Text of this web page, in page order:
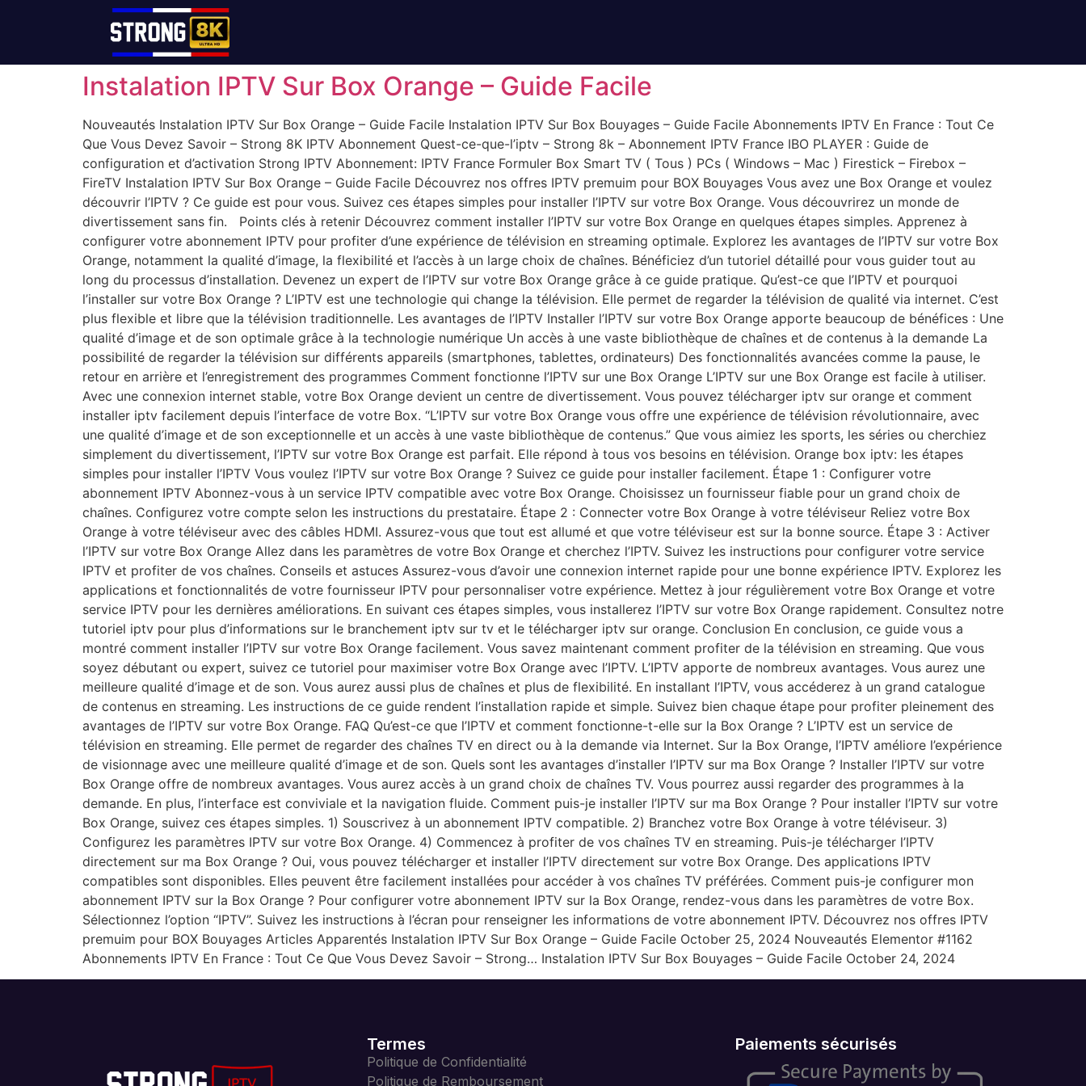
Instalation IPTV Sur Box Orange – Guide Facile
Nouveautés Instalation IPTV Sur Box Orange – Guide Facile Instalation IPTV Sur Box Bouyages – Guide Facile Abonnements IPTV En France : Tout Ce
Que Vous Devez Savoir – Strong 8K IPTV Abonnement Quest-ce-que-l’iptv – Strong 8k – Abonnement IPTV France IBO PLAYER : Guide de
configuration et d’activation Strong IPTV Abonnement: IPTV France Formuler Box​ Smart TV ( Tous ) PCs ( Windows – Mac ) Firestick – Firebox –
FireTV Instalation IPTV Sur Box Orange – Guide Facile Découvrez nos offres IPTV premuim pour BOX Bouyages Vous avez une Box Orange et voulez
découvrir l’IPTV ? Ce guide est pour vous. Suivez ces étapes simples pour installer l’IPTV sur votre Box Orange. Vous découvrirez un monde de
divertissement sans fin. Points clés à retenir Découvrez comment installer l’IPTV sur votre Box Orange en quelques étapes simples. Apprenez à
configurer votre abonnement IPTV pour profiter d’une expérience de télévision en streaming optimale. Explorez les avantages de l’IPTV sur votre Box
Orange, notamment la qualité d’image, la flexibilité et l’accès à un large choix de chaînes. Bénéficiez d’un tutoriel détaillé pour vous guider tout au
long du processus d’installation. Devenez un expert de l’IPTV sur votre Box Orange grâce à ce guide pratique. Qu’est-ce que l’IPTV et pourquoi
l’installer sur votre Box Orange ? L’IPTV est une technologie qui change la télévision. Elle permet de regarder la télévision de qualité via internet. C’est
plus flexible et libre que la télévision traditionnelle. Les avantages de l’IPTV Installer l’IPTV sur votre Box Orange apporte beaucoup de bénéfices : Une
qualité d’image et de son optimale grâce à la technologie numérique Un accès à une vaste bibliothèque de chaînes et de contenus à la demande La
possibilité de regarder la télévision sur différents appareils (smartphones, tablettes, ordinateurs) Des fonctionnalités avancées comme la pause, le
retour en arrière et l’enregistrement des programmes Comment fonctionne l’IPTV sur une Box Orange L’IPTV sur une Box Orange est facile à utiliser.
Avec une connexion internet stable, votre Box Orange devient un centre de divertissement. Vous pouvez télécharger iptv sur orange et comment
installer iptv facilement depuis l’interface de votre Box. “L’IPTV sur votre Box Orange vous offre une expérience de télévision révolutionnaire, avec
une qualité d’image et de son exceptionnelle et un accès à une vaste bibliothèque de contenus.” Que vous aimiez les sports, les séries ou cherchiez
simplement du divertissement, l’IPTV sur votre Box Orange est parfait. Elle répond à tous vos besoins en télévision. Orange box iptv: les étapes
simples pour installer l’IPTV Vous voulez l’IPTV sur votre Box Orange ? Suivez ce guide pour installer facilement. Étape 1 : Configurer votre
abonnement IPTV Abonnez-vous à un service IPTV compatible avec votre Box Orange. Choisissez un fournisseur fiable pour un grand choix de
chaînes. Configurez votre compte selon les instructions du prestataire. Étape 2 : Connecter votre Box Orange à votre téléviseur Reliez votre Box
Orange à votre téléviseur avec des câbles HDMI. Assurez-vous que tout est allumé et que votre téléviseur est sur la bonne source. Étape 3 : Activer
l’IPTV sur votre Box Orange Allez dans les paramètres de votre Box Orange et cherchez l’IPTV. Suivez les instructions pour configurer votre service
IPTV et profiter de vos chaînes. Conseils et astuces Assurez-vous d’avoir une connexion internet rapide pour une bonne expérience IPTV. Explorez les
applications et fonctionnalités de votre fournisseur IPTV pour personnaliser votre expérience. Mettez à jour régulièrement votre Box Orange et votre
service IPTV pour les dernières améliorations. En suivant ces étapes simples, vous installerez l’IPTV sur votre Box Orange rapidement. Consultez notre
tutoriel iptv pour plus d’informations sur le branchement iptv sur tv et le télécharger iptv sur orange. Conclusion En conclusion, ce guide vous a
montré comment installer l’IPTV sur votre Box Orange facilement. Vous savez maintenant comment profiter de la télévision en streaming. Que vous
soyez débutant ou expert, suivez ce tutoriel pour maximiser votre Box Orange avec l’IPTV. L’IPTV apporte de nombreux avantages. Vous aurez une
meilleure qualité d’image et de son. Vous aurez aussi plus de chaînes et plus de flexibilité. En installant l’IPTV, vous accéderez à un grand catalogue
de contenus en streaming. Les instructions de ce guide rendent l’installation rapide et simple. Suivez bien chaque étape pour profiter pleinement des
avantages de l’IPTV sur votre Box Orange. FAQ Qu’est-ce que l’IPTV et comment fonctionne-t-elle sur la Box Orange ? L’IPTV est un service de
télévision en streaming. Elle permet de regarder des chaînes TV en direct ou à la demande via Internet. Sur la Box Orange, l’IPTV améliore l’expérience
de visionnage avec une meilleure qualité d’image et de son. Quels sont les avantages d’installer l’IPTV sur ma Box Orange ? Installer l’IPTV sur votre
Box Orange offre de nombreux avantages. Vous aurez accès à un grand choix de chaînes TV. Vous pourrez aussi regarder des programmes à la
demande. En plus, l’interface est conviviale et la navigation fluide. Comment puis-je installer l’IPTV sur ma Box Orange ? Pour installer l’IPTV sur votre
Box Orange, suivez ces étapes simples. 1) Souscrivez à un abonnement IPTV compatible. 2) Branchez votre Box Orange à votre téléviseur. 3)
Configurez les paramètres IPTV sur votre Box Orange. 4) Commencez à profiter de vos chaînes TV en streaming. Puis-je télécharger l’IPTV
directement sur ma Box Orange ? Oui, vous pouvez télécharger et installer l’IPTV directement sur votre Box Orange. Des applications IPTV
compatibles sont disponibles. Elles peuvent être facilement installées pour accéder à vos chaînes TV préférées. Comment puis-je configurer mon
abonnement IPTV sur la Box Orange ? Pour configurer votre abonnement IPTV sur la Box Orange, rendez-vous dans les paramètres de votre Box.
Sélectionnez l’option “IPTV”. Suivez les instructions à l’écran pour renseigner les informations de votre abonnement IPTV. Découvrez nos offres IPTV
premuim pour BOX Bouyages Articles Apparentés Instalation IPTV Sur Box Orange – Guide Facile October 25, 2024 Nouveautés Elementor #1162
Abonnements IPTV En France : Tout Ce Que Vous Devez Savoir – Strong… Instalation IPTV Sur Box Bouyages – Guide Facile October 24, 2024
Termes
Politique de Confidentialité
Politique de Remboursement
Paiements sécurisés